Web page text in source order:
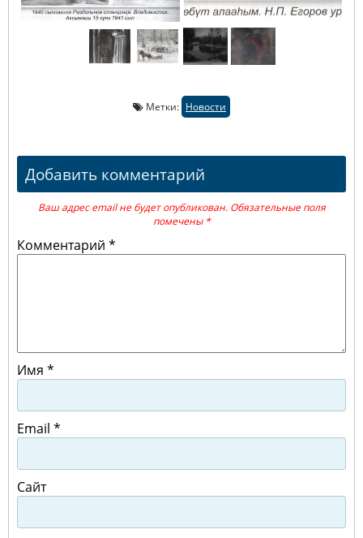
Метки: Новости
Добавить комментарий
Ваш адрес email не будет опубликован. Обязательные поля
помечены *
Комментарий *
Имя *
Email *
Сайт